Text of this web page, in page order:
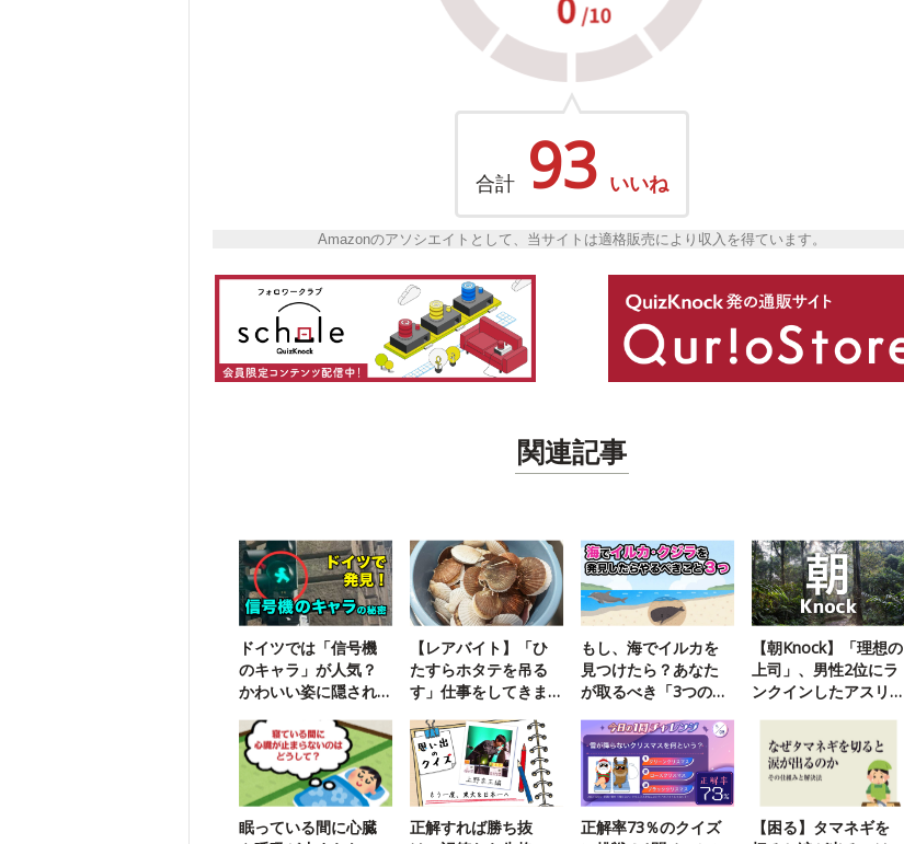
合計 93 いいね
Amazonのアソシエイトとして、当サイトは適格販売により収入を得ています。
関連記事
ドイツでは「信号機
のキャラ」が人気？
かわいい姿に隠され
【レアバイト】「ひ
たすらホタテを吊る
す」仕事をしてきま
もし、海でイルカを
見つけたら？あなた
が取るべき「3つの行
【朝Knock】「理想の
上司」、男性2位にラ
ンクインしたアスリ
眠っている間に心臓
正解すれば勝ち抜
正解率73％のクイズ
【困る】タマネギを